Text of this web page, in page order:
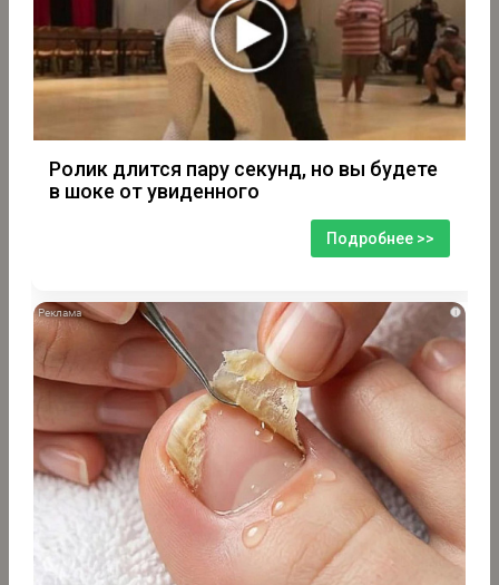
Ролик длится пару секунд, но вы будете
в шоке от увиденного
Подробнее >>
i